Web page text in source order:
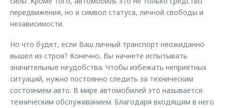
Калькулятор трейд-ин
Оригинальные аксессуары
Запчасти
передвижения, но и символ статуса, личной свободы и
независимости.
Но что будет, если Ваш личный транспорт неожиданно
вышел из строя? Конечно, Вы начнете испытывать
значительные неудобства. Чтобы избежать неприятных
ситуаций, нужно постоянно следить за техническим
состоянием авто. В мире автомобилей это называется
техническим обслуживанием. Благодаря входящим в него